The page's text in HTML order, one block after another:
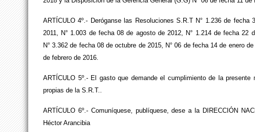
ARTÍCULO 4º.- Deróganse las Resoluciones S.R.T N° 1.236 de
2011, N° 1.003 de fecha 08 de agosto de 2012, N° 1.214 de fecha 22
N° 3.362 de fecha 08 de octubre de 2015, N° 06 de fecha 14 de enero
de febrero de 2016.
ARTÍCULO 5º.- El gasto que demande el cumplimiento de la
propias de la S.R.T..
ARTÍCULO 6º.- Comuníquese, publíquese, dese a la DIRECCIÓN
Héctor Arancibia